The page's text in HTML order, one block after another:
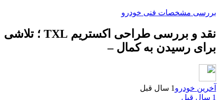
بررسی مشخصات فنی خودرو
نقد و بررسی طراحی اکستریم TXL ؛ تلاشی
برای رسیدن به کمال –
آخرین خودرو 1 سال قبل
1 سال قبل